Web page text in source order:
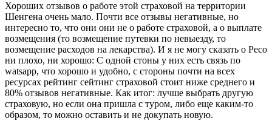
Хороших отзывов о работе этой страховой на территории
Шенгена очень мало. Почти все отзывы негативные, но
интересно то, что они они не о работе страховой, а о выплате
возмещения (то возмещение путевки по невыезду, то
возмещение расходов на лекарства). И я не могу сказать о Ресо
ни плохо, ни хорошо: С одной стоны у них есть связь по
watsapp, что хорошо и удобно, с стороны почти на всех
ресурсах рейтинг сейтинг страховой стоит ниже среднего и
80% отзывов негативные. Как итог: лучше выбрать другую
страховую, но если она пришла с туром, либо еще каким-то
образом, то можно оставить и не докупать новую.